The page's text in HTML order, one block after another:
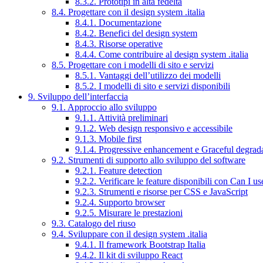
8.4. Progettare con il design system .italia
8.4.1. Documentazione
8.4.2. Benefici del design system
8.4.3. Risorse operative
8.4.4. Come contribuire al design system .italia
8.5. Progettare con i modelli di sito e servizi
8.5.1. Vantaggi dell’utilizzo dei modelli
8.5.2. I modelli di sito e servizi disponibili
9. Sviluppo dell’interfaccia
9.1. Approccio allo sviluppo
9.1.1. Attività preliminari
9.1.2. Web design responsivo e accessibile
9.1.3. Mobile first
9.1.4. Progressive enhancement e Graceful
9.2. Strumenti di supporto allo sviluppo del software
9.2.1. Feature detection
9.2.2. Verificare le feature disponibili con Can I
9.2.3. Strumenti e risorse per CSS e JavaScript
9.2.4. Supporto browser
9.2.5. Misurare le prestazioni
9.3. Catalogo del riuso
9.4. Sviluppare con il design system .italia
9.4.1. Il framework Bootstrap Italia
9.4.2. Il kit di sviluppo React